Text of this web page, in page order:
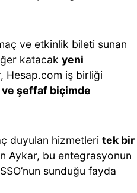
ve etkinlik bileti sunan
katacak yeni
Hesap.com iş birliği
ve şeffaf biçimde
duyulan hizmetleri tek bir
Aykar, bu entegrasyonun
sunduğu fayda